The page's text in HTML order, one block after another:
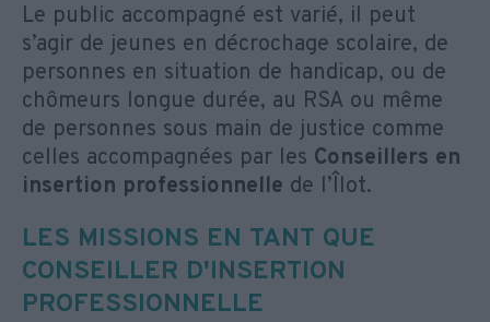
Le public accompagné est varié, il peut
s’agir de jeunes en décrochage scolaire, de
personnes en situation de handicap, ou de
chômeurs longue durée, au RSA ou même
de personnes sous main de justice comme
celles accompagnées par les Conseillers en
insertion professionnelle de l’Îlot.
LES MISSIONS EN TANT QUE
CONSEILLER D'INSERTION
PROFESSIONNELLE